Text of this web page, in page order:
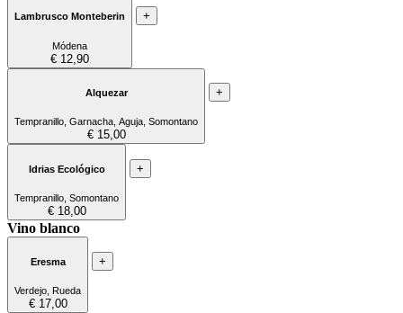
Lambrusco Monteberin
Módena
€ 12,90
+
Alquezar
Tempranillo, Garnacha, Aguja, Somontano
€ 15,00
+
Idrias Ecológico
Tempranillo, Somontano
€ 18,00
+
Vino blanco
Eresma
Verdejo, Rueda
€ 17,00
+